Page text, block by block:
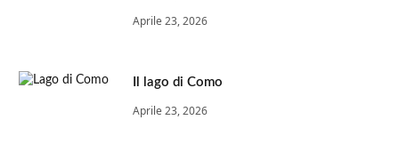
Aprile 23, 2026
Il lago di Como
Aprile 23, 2026